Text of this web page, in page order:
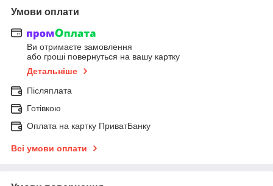
Умови оплати
Ви отримаєте замовлення
або гроші повернуться на вашу картку
Детальніше
Післяплата
Готівкою
Оплата на картку ПриватБанку
Всі умови оплати